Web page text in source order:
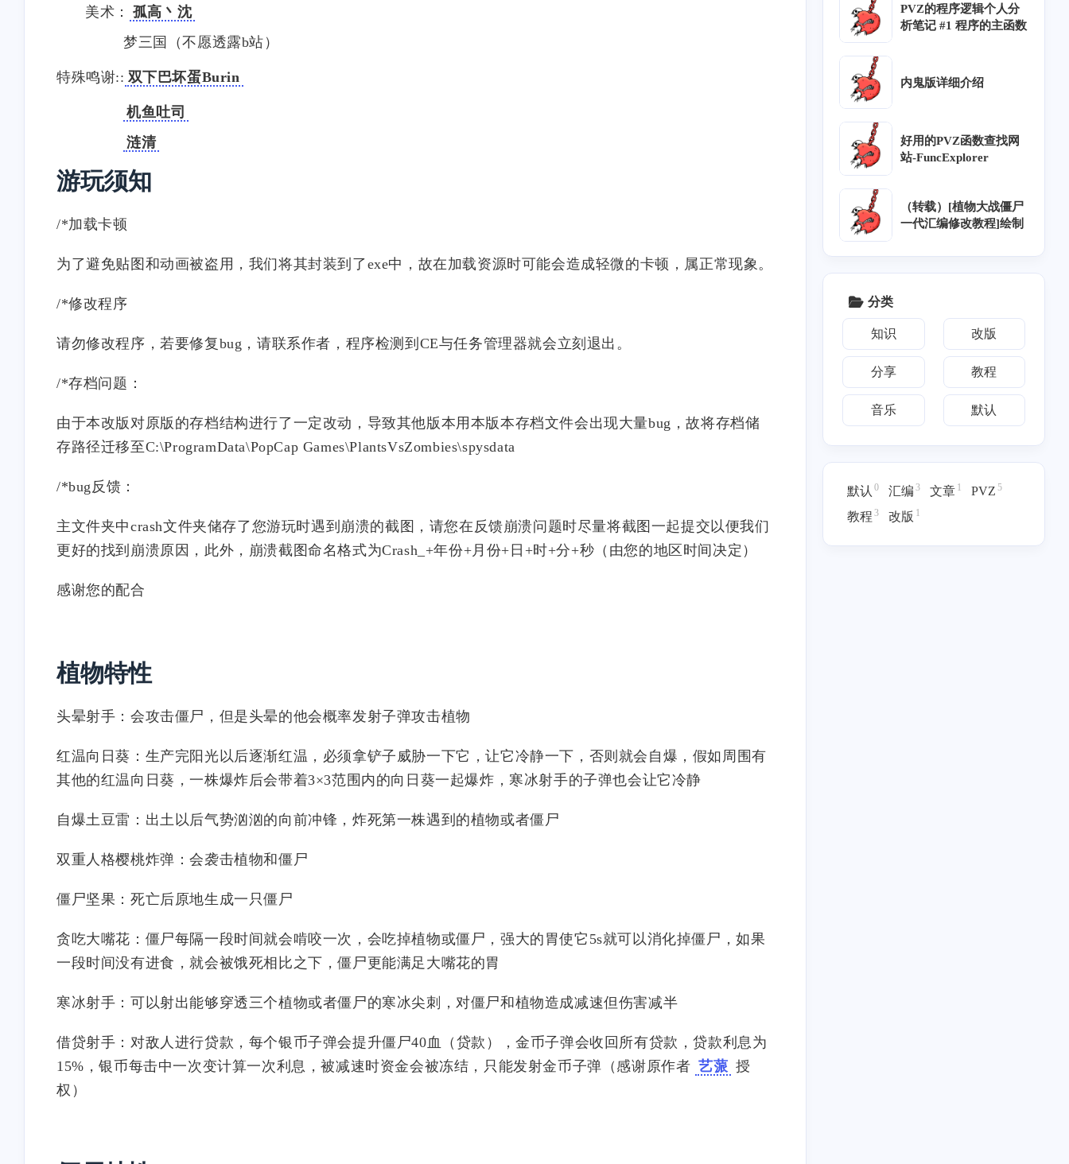
互动
最近评论
你好 我想指出的就是火影版
止水幻术菇在多次种植后面
尸一起斩掉 我不知道这个是
bug还是啥 可能你们已经解
有这个游戏 但是我真的很喜
看到我的评论
你好 不知道你可不可以看到
你们已经解决了这个问题 我
我真的很喜欢你们的游戏 希
望你们可以看到我的评论
老是闪退
都可以一次性向前方发射四
额外发射两颗豌豆，但机枪
场上有植物死亡或阳光数量
动一次攻击，但无差别攻击
stonewu
么办
标签
寻找感兴趣的领域
1篇
美术：
孤高丶沈
梦三国（不愿透露b站）
特殊鸣谢:: 双下巴坏蛋Burin
机鱼吐司
涟清
游玩须知
/*加载卡顿
为了避免贴图和动画被盗用，我们将其封装到了exe中，故在加载资源时可能会造成轻微的卡顿，属正常现象。
/*修改程序
请勿修改程序，若要修复bug，请联系作者，程序检测到CE与任务管理器就会立刻退出。
/*存档问题：
由于本改版对原版的存档结构进行了一定改动，导致其他版本用本版本存档文件会出现大量bug，故将存档储
存路径迁移至C:\ProgramData\PopCap Games\PlantsVsZombies\spysdata
/*bug反馈：
主文件夹中crash文件夹储存了您游玩时遇到崩溃的截图，请您在反馈崩溃问题时尽量将截图一起提交以便我们
更好的找到崩溃原因，此外，崩溃截图命名格式为Crash_+年份+月份+日+时+分+秒（由您的地区时间决定）
感谢您的配合
植物特性
头晕射手：会攻击僵尸，但是头晕的他会概率发射子弹攻击植物
红温向日葵：生产完阳光以后逐渐红温，必须拿铲子威胁一下它，让它冷静一下，否则就会自爆，假如周围有
其他的红温向日葵，一株爆炸后会带着3×3范围内的向日葵一起爆炸，寒冰射手的子弹也会让它冷静
自爆土豆雷：出土以后气势汹汹的向前冲锋，炸死第一株遇到的植物或者僵尸
双重人格樱桃炸弹：会袭击植物和僵尸
僵尸坚果：死亡后原地生成一只僵尸
贪吃大嘴花：僵尸每隔一段时间就会啃咬一次，会吃掉植物或僵尸，强大的胃使它5s就可以消化掉僵尸，如果
一段时间没有进食，就会被饿死相比之下，僵尸更能满足大嘴花的胃
寒冰射手：可以射出能够穿透三个植物或者僵尸的寒冰尖刺，对僵尸和植物造成减速但伤害减半
借贷射手：对敌人进行贷款，每个银币子弹会提升僵尸40血（贷款），金币子弹会收回所有贷款，贷款利息为
15%，银币每击中一次变计算一次利息，被减速时资金会被冻结，只能发射金币子弹（感谢原作者 艺蒎 授
权 ）
PVZ的程序逻辑个人分
析笔记 #1 程序的主函数
内鬼版详细介绍
好用的PVZ函数查找网
站-FuncExplorer
（转载）[植物大战僵尸
一代汇编修改教程]绘制
分类
知识 改版
分享 教程
音乐 默认
默认 0 汇编 3 文章 1 PVZ 5
教程 3 改版 1